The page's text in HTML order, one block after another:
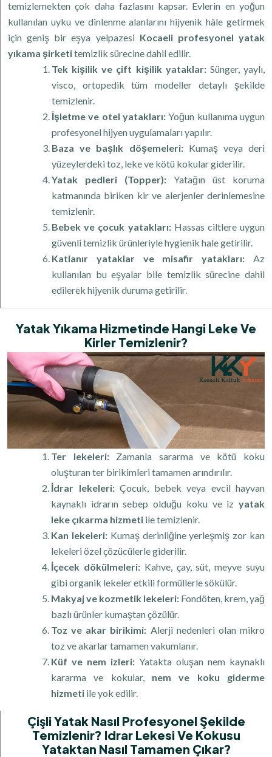
temizlemekten çok daha fazlasını kapsar. Evlerin en yoğun
kullanılan uyku ve dinlenme alanlarını hijyenik hâle getirmek
için geniş bir eşya yelpazesi Kocaeli profesyonel yatak
yıkama şirketitemizlik sürecine dahil edilir.
Tek kişilik ve çift kişilik yataklar:Sünger, yaylı,
visco, ortopedik tüm modeller detaylı şekilde
temizlenir.
İşletme ve otel yatakları: Yoğun kullanıma uygun
profesyonel hijyen uygulamaları yapılır.
Baza ve başlık döşemeleri:Kumaş veya deri
yüzeylerdeki toz, leke ve kötü kokular giderilir.
Yatak pedleri (Topper): Yatağın üst koruma
katmanında biriken kir ve alerjenler derinlemesine
temizlenir.
Bebek ve çocuk yatakları:Hassas ciltlere uygun
güvenli temizlik ürünleriyle hygienik hale getirilir.
Katlanır yataklar ve misafir yatakları: Az
kullanılan bu eşyalar bile temizlik sürecine dahil
edilerek hijyenik duruma getirilir.
Yatak Yıkama Hizmetinde Hangi Leke Ve
Kirler Temizlenir?
Ter lekeleri:Zamanla sararma ve kötü koku
oluşturan ter birikimleri tamamen arındırılır.
İdrar lekeleri:Çocuk, bebek veya evcil hayvan
kaynaklı idrarın sebep olduğu koku ve iz yatak
leke çıkarma hizmeti ile temizlenir.
Kan lekeleri:Kumaş derinliğine yerleşmiş zor kan
lekeleri özel çözücülerle giderilir.
İçecek dökülmeleri:Kahve, çay, süt, meyve suyu
gibi organik lekeler etkili formüllerle sökülür.
Makyaj ve kozmetik lekeleri: Fondöten, krem, yağ
bazlı ürünler kumaştan çözülür.
Toz ve akar birikimi: Alerji nedenleri olan mikro
toz ve akarlar tamamen vakumlanır.
Küf ve nem izleri: Yatakta oluşan nem kaynaklı
kararma ve kokular, nem ve koku giderme
hizmeti ile yok edilir.
Çişli Yatak Nasıl Profesyonel Şekilde
Temizlenir? Idrar Lekesi Ve Kokusu
Yataktan Nasıl Tamamen Çıkar?